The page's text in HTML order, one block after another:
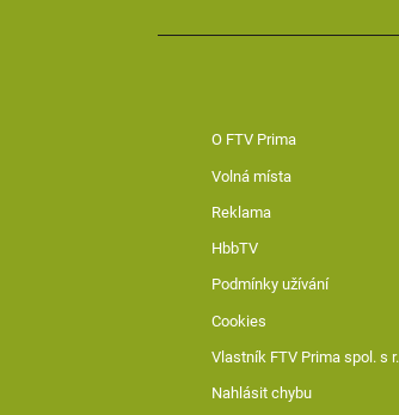
O FTV Prima
Volná místa
Reklama
HbbTV
Podmínky užívání
Cookies
Vlastník FTV Prima spol. s
Nahlásit chybu